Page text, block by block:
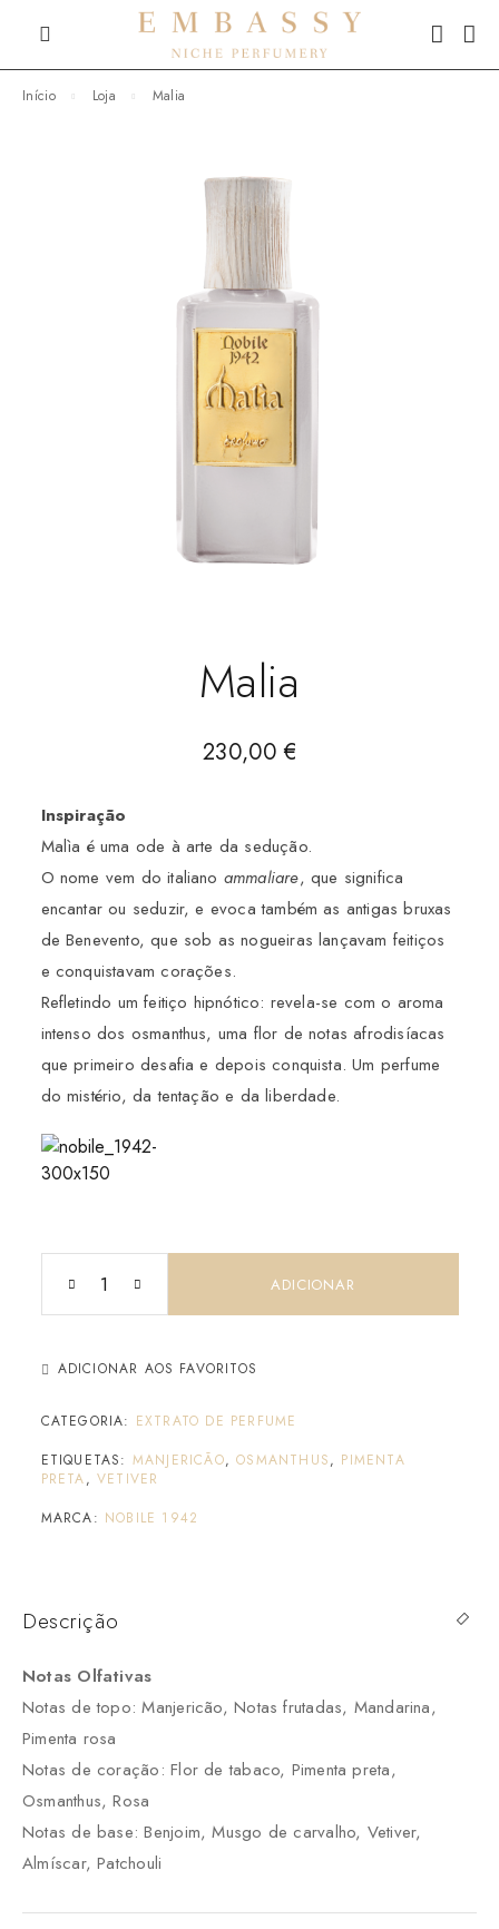
Início Loja Malia
Malia
230,00€
Inspiração
Malìa é uma ode à arte da sedução.
O nome vem do italiano ammaliare, que significa
encantar ou seduzir, e evoca também as antigas bruxas
de Benevento, que sob as nogueiras lançavam feitiços
e conquistavam corações.
Refletindo um feitiço hipnótico: revela-se com o aroma
intenso dos osmanthus, uma flor de notas afrodisíacas
que primeiro desafia e depois conquista. Um perfume
do mistério, da tentação e da liberdade.
ADICIONAR
ADICIONAR AOS FAVORITOS
CATEGORIA: EXTRATO DE PERFUME
ETIQUETAS: MANJERICÃO,OSMANTHUS, PIMENTA
PRETA, VETIVER
MARCA: NOBILE 1942
Descrição
Notas Olfativas
Notas de topo: Manjericão, Notas frutadas, Mandarina,
Pimenta rosa
Notas de coração: Flor de tabaco, Pimenta preta,
Osmanthus, Rosa
Notas de base: Benjoim, Musgo de carvalho, Vetiver,
Almíscar, Patchouli